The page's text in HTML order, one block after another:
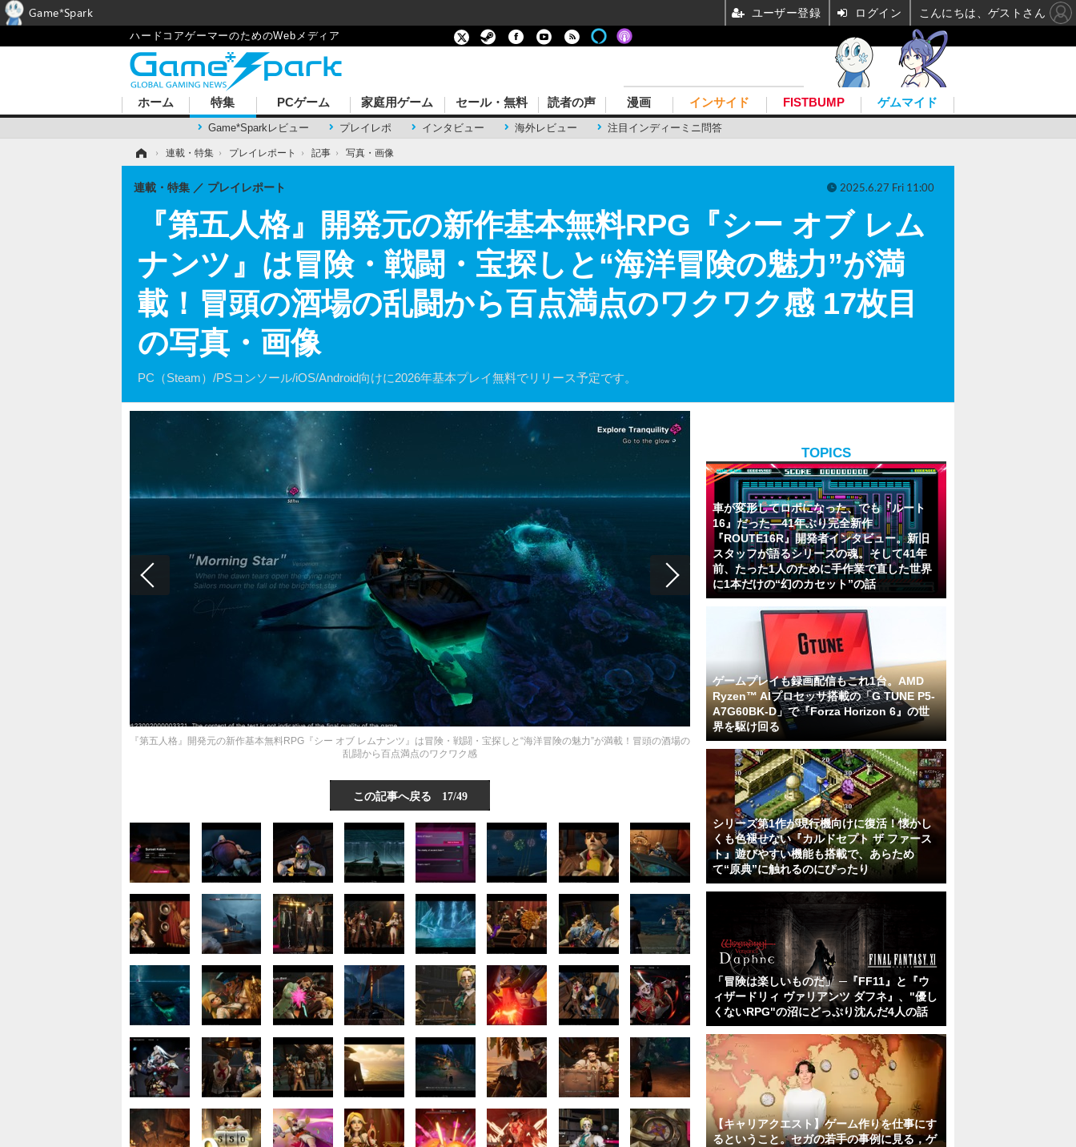
ハードコアゲーマーのためのWebメディア
ホーム 特集
Game*Sparkレビュー プレイレポ インタビュー 海外レビュー 注目インディーミニ問答
PCゲーム 家庭用ゲーム セール・無料 読者の声 漫画 インサイド FISTBUMP ゲムマイド
› 連載・特集 › プレイレポート › 記事 › 写真・画像
『第五人格』開発元の新作基本無料RPG『シー オブ レム
ナンツ』は冒険・戦闘・宝探しと“海洋冒険の魅力”が満
載！冒頭の酒場の乱闘から百点満点のワクワク感 17枚目
の写真・画像
PC（Steam）/PSコンソール/iOS/Android向けに2026年基本プレイ無料でリリース予定です。
連載・特集 プレイレポート 2025.6.27 Fri 11:00
『第五人格』開発元の新作基本無料RPG『シー オブ レムナンツ』は冒険・戦闘・宝探しと“海洋冒険の魅力”が満載！冒頭の酒場の
乱闘から百点満点のワクワク感
この記事へ戻る 17/49
TOPICS
車が変形してロボになった、でも『ルート
16』だった―41年ぶり完全新作
『ROUTE16R』開発者インタビュー。新旧
スタッフが語るシリーズの魂。そして41年
前、たった1人のために手作業で直した世界
に1本だけの“幻のカセット”の話
ゲームプレイも録画配信もこれ1台。AMD
Ryzen™ AIプロセッサ搭載の「G TUNE P5-
A7G60BK-D」で『Forza Horizon 6』の世
界を駆け回る
シリーズ第1作が現行機向けに復活！懐かし
くも色褪せない『カルドセプト ザ ファース
ト』遊びやすい機能も搭載で、あらため
て“原典”に触れるのにぴったり
「冒険は楽しいものだ」 ─『FF11』と『ウ
ィザードリィ ヴァリアンツ ダフネ』、"優し
くないRPG"の沼にどっぷり沈んだ4人の話
【キャリアクエスト】ゲーム作りを仕事にす
るということ。セガの若手の事例に見る，ゲ
Game*Spark ユーザー登録 ログイン こんにちは、ゲストさん